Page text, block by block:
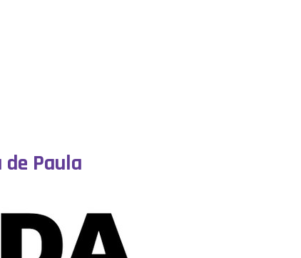
Paula